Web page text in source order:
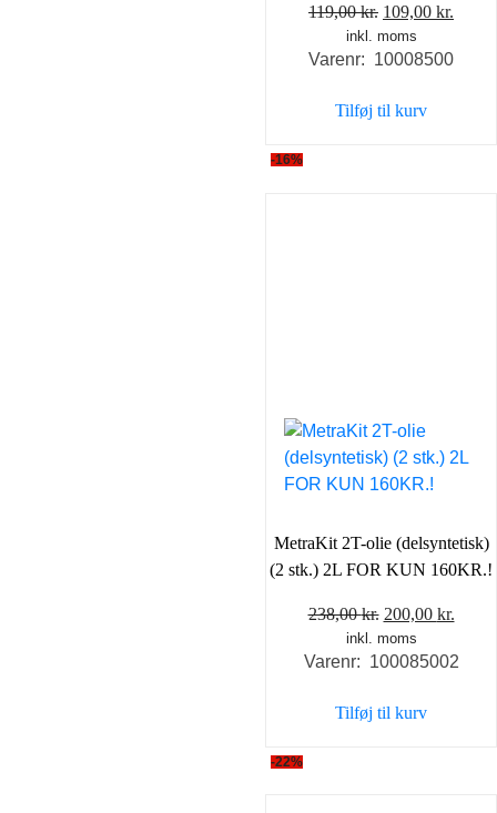
119,00kr. Den
oprindelige
pris
119,00 kr..
109,00 kr.
pris
inkl. moms
Varenr: 10008500
Tilføj til kurv
-16%
MetraKit 2T-olie (delsyntetisk)
(2 stk.) 2L FOR KUN 160KR.!
238,00kr. Den
oprindelige
pris
238,00 kr..
200,00 kr.
pris
inkl. moms
Varenr: 100085002
Tilføj til kurv
-22%